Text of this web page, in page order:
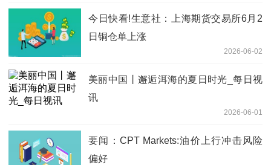
今日快看!生意社：上海期货交易所6月2
日铜仓单上涨
2026-06-02
美丽中国丨邂逅洱海的夏日时光_每日视
讯
2026-06-01
要闻：CPT Markets:油价上行冲击风险
偏好